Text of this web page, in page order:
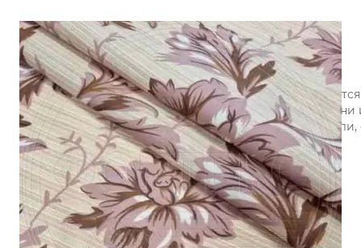
Микрофайбер 5-2112
Арт.5BJ-2112
Микрофайбер (микрофибра) набивной
технология обеспечивает воздухопроницаемость
микрофибры «контролируют» микроклимат на
сохраняя одновременно тепло и свежесть.
Подробности
Заказать